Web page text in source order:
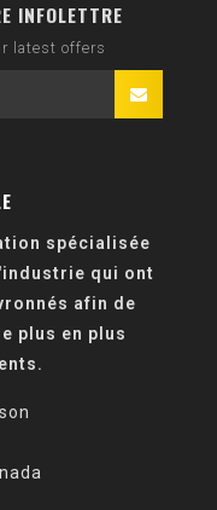
INFOLETTRE
latest offers
spécialisée
qui ont
afin de
plus en plus